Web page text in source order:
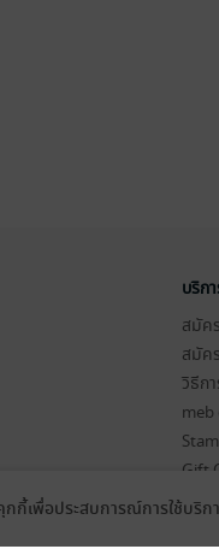
บริก
สมัค
สมัค
วิธีก
meb
Gift
เงื่อ
กกี้เพื่อประสบการณ์การใช้